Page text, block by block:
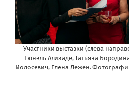
Участники выставки (слева
Гюнель Ализаде, Татьяна
Иолосевич, Елена Лежен.